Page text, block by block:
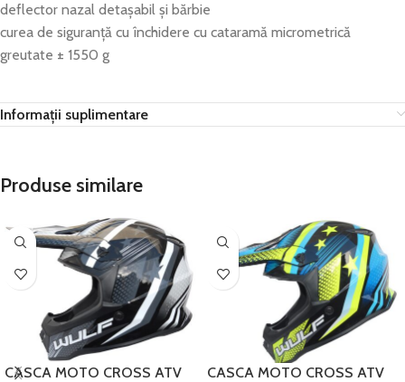
deflector nazal detașabil și bărbie
curea de siguranță cu închidere cu cataramă micrometrică
greutate ± 1550 g
Informații suplimentare
Produse similare
CASCA MOTO CROSS ATV
CASCA MOTO CROSS ATV